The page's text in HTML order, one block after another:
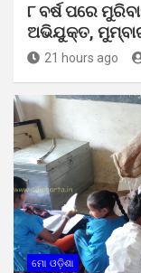
୮ ବର୍ଷ ପରେ
ଅଭିଯୁକ୍ତ,
21 hours ago
ମୋ ଓଡ଼ିଶା